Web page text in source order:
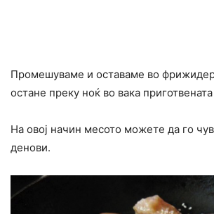
Промешуваме и оставаме во
остане преку ноќ во вака
На овој начин месото можете да го
денови.